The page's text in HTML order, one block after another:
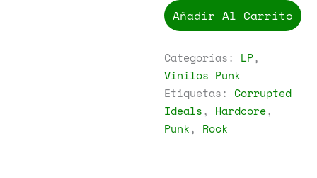
Ideals
-
Generation
cantidad
Añadir Al Carrito
Categorías: LP,
Vinilos Punk
Etiquetas: Corrupted
Ideals, Hardcore,
Punk, Rock